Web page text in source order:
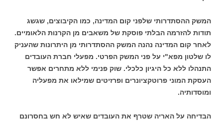
המשק ההסתדרותי שלפני קום המדינה, כמו הקיבוצים, שגשג
תודות להזרמה הבלתי פוסקת של משאבים מן הקרנות הלאומיים.
לאחר קום המדינה נהנה המשק ההסתדרותי מן היתרונות שהעניק
לו שלטון מפא"י על פני המשק הפרטי. מפעלי חברת העובדים
התנהלו ללא כל היגיון כלכלי. שוק פנימי ללא מתחרים אפשר
העסקת המוני פרוטקציונרים ופרזיטים שמילאו את מפעליה
ומוסדותיה.
הבדיחה על האריה שטרף את העובדים שאיש לא חש בחסרונם